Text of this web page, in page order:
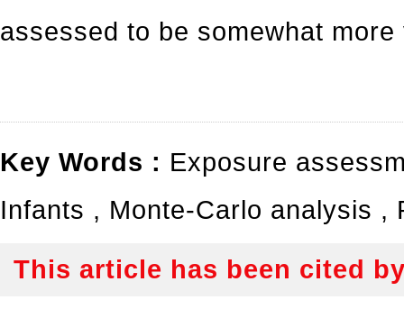
assessed to be somewhat
Key Words : Exposure
Infants , Monte-Carlo analysis ,
This article has been cited